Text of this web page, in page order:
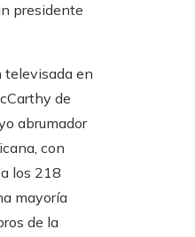
presidente
televisada en
de
abrumador
con
los 218
mayoría
de la